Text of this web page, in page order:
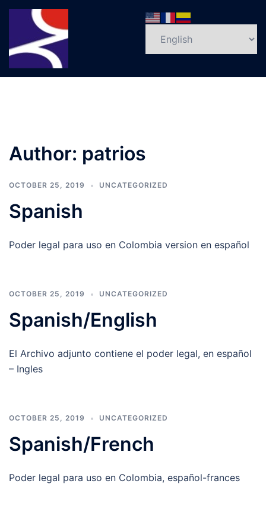
Skip
content
Search
Author: patrios
OCTOBER 25, 2019 UNCATEGORIZED
Spanish
Poder legal para uso en Colombia version en español
OCTOBER 25, 2019 UNCATEGORIZED
Spanish/English
El Archivo adjunto contiene el poder legal, en español
– Ingles
OCTOBER 25, 2019 UNCATEGORIZED
Spanish/French
Poder legal para uso en Colombia, español-frances